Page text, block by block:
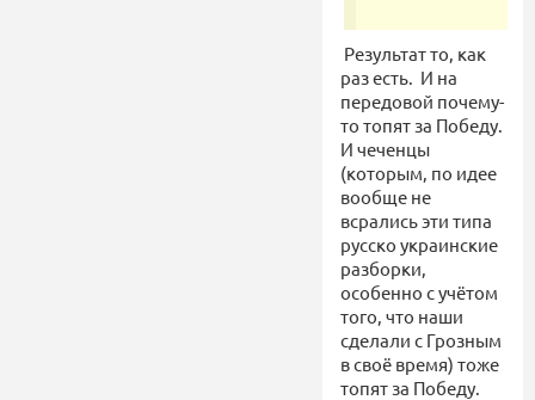
Результат то, как
раз есть. И на
передовой почему-
то топят за Победу.
И чеченцы
(которым, по идее
вообще не
всрались эти типа
русско украинские
разборки,
особенно с учётом
того, что наши
сделали с Грозным
в своё время) тоже
топят за Победу.